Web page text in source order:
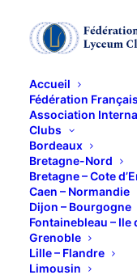
Accueil
Fédération
Association
Clubs
Bordeaux
Bretagne-Nord
Bretagne – Cote
Caen – Normandie
Dijon – Bourgogne
Fontainebleau – Ile
Grenoble
Lille – Flandre
Limousin
La
direct